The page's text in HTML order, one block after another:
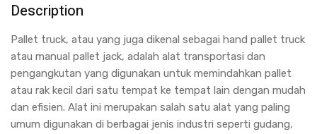
Description
Pallet truck, atau yang juga dikenal sebagai hand pallet truck
atau manual pallet jack, adalah alat transportasi dan
pengangkutan yang digunakan untuk memindahkan pallet
atau rak kecil dari satu tempat ke tempat lain dengan mudah
dan efisien. Alat ini merupakan salah satu alat yang paling
umum digunakan di berbagai jenis industri seperti gudang,